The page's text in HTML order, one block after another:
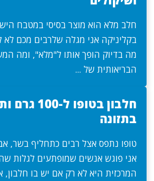
חלב מלא הוא מוצר בסיסי במטבח
בקליניקה אני מגלה שלרבים מכם לא
מה בדיוק הופך אותו ל"מלא", ומה
הבריאותית של ...
חלבון בטופו
בתזונה
טופו נתפס אצל רבים כתחליף בשר,
אני פוגש אנשים שמופתעים לגלות
המרכזית היא לא רק אם יש בו חלבון,